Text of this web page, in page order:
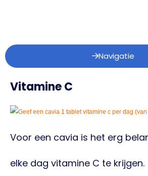
Navigatie
Vitamine C
Voor een cavia is het erg
elke dag vitamine C te krijgen.